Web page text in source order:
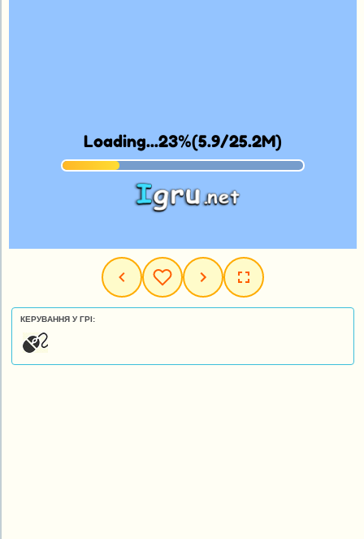
КЕРУВАННЯ У ГРІ: